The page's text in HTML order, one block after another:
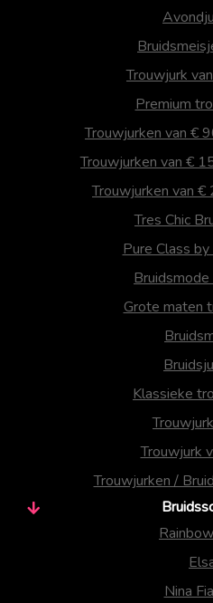
Trouwjurk
Premium
Trouwjurken van €
Trouwjurken van €
Trouwjurken van
Tres Chic
Pure Class
Bruidsmode
Grote maten
Klassieke
Trouwjurk
Trouwjurken /
Nina